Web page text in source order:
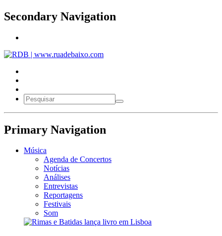
Secondary Navigation
Primary Navigation
Música
Agenda de Concertos
Notícias
Análises
Entrevistas
Reportagens
Festivais
Som